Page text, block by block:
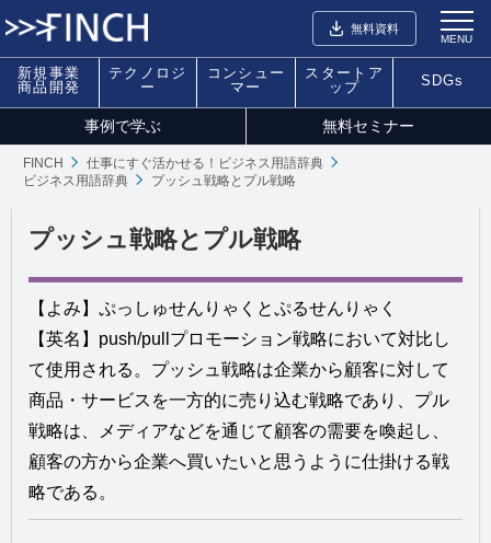
無料資料
MENU
新規事業
商品開発
テクノロジ
ー
コンシュー
マー
スタートア
ップ
SDGs
事例で学ぶ 無料セミナー
FINCH
仕事にすぐ活かせる！ビジネス用語辞典
ビジネス用語辞典
プッシュ戦略とプル戦略
プッシュ戦略とプル戦略
【よみ】ぷっしゅせんりゃくとぷるせんりゃく
【英名】push/pullプロモーション戦略において対比し
て使用される。プッシュ戦略は企業から顧客に対して
商品・サービスを一方的に売り込む戦略であり、プル
戦略は、メディアなどを通じて顧客の需要を喚起し、
顧客の方から企業へ買いたいと思うように仕掛ける戦
略である。